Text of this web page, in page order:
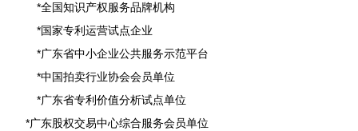
*全国知识产权服务品牌机构
*国家专利运营试点企业
*广东省中小企业公共服务示范平台
*中国拍卖行业协会会员单位
*广东省专利价值分析试点单位
*广东股权交易中心综合服务会员单位